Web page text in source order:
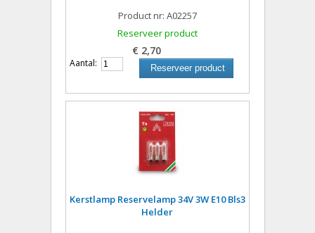
Product nr: A02257
Reserveer product
€ 2,70
Aantal: Reserveer product
Kerstlamp Reservelamp 34V 3W E10 Bls3
Helder